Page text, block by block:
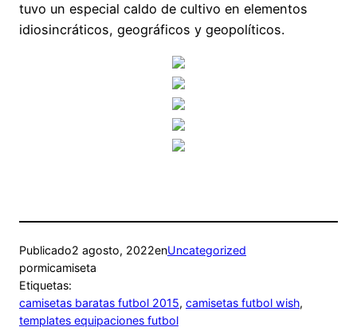
tuvo un especial caldo de cultivo en elementos
idiosincráticos, geográficos y geopolíticos.
Publicado2 agosto, 2022enUncategorized
pormicamiseta
Etiquetas:
camisetas baratas futbol 2015, camisetas futbol wish
templates equipaciones futbol